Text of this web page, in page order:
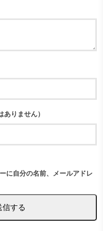
りません）
に自分の名前、メールアドレ
信する